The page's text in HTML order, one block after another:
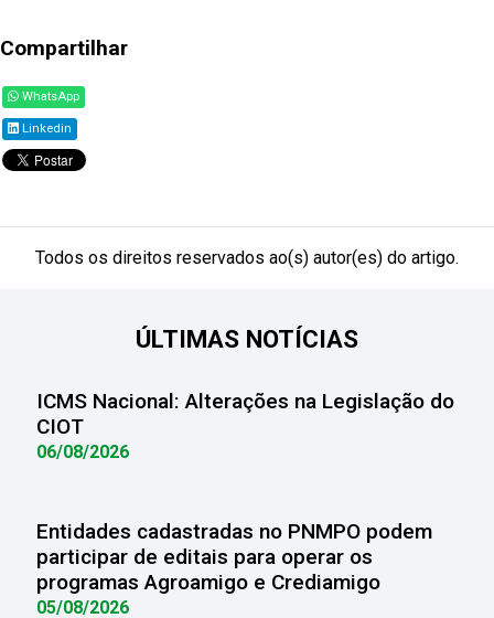
Compartilhar
WhatsApp
Linkedin
Todos os direitos reservados ao(s) autor(es) do artigo.
ÚLTIMAS NOTÍCIAS
ICMS Nacional: Alterações na Legislação do
CIOT
06/08/2026
Entidades cadastradas no PNMPO podem
participar de editais para operar os
programas Agroamigo e Crediamigo
05/08/2026